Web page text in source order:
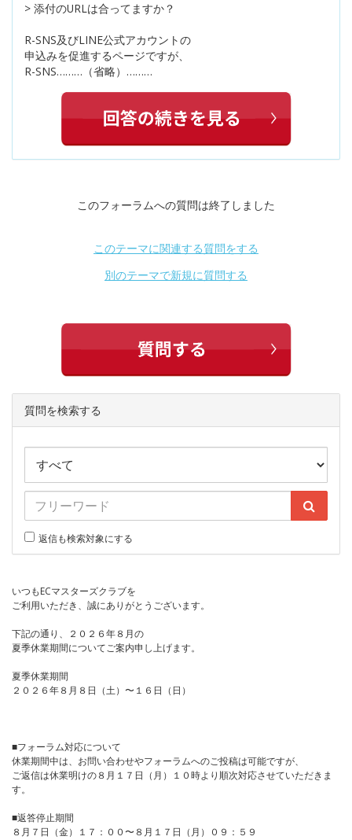
> 添付のURLは合ってますか？
R-SNS及びLINE公式アカウントの
申込みを促進するページですが、
R-SNS………（省略）………
このフォーラムへの質問は終了しました
このテーマに関連する質問をする
別のテーマで新規に質問する
質問を検索する
返信も検索対象にする
いつもECマスターズクラブを
ご利用いただき、誠にありがとうございます。
下記の通り、２０２６年８月の
夏季休業期間についてご案内申し上げます。
夏季休業期間
２０２６年８月８日（土）〜１６日（日）
■フォーラム対応について
休業期間中は、お問い合わせやフォーラムへのご投稿は可能ですが、
ご返信は休業明けの８月１７日（月）１０時より順次対応させていただきま
す。
■返答停止期間
８月７日（金）１７：００〜８月１７日（月）０９：５９